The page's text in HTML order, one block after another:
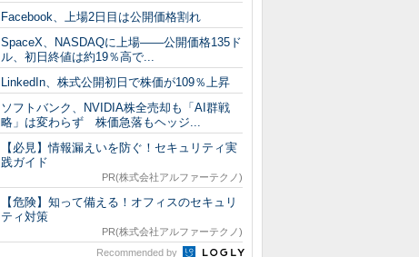
Facebook、上場2日目は公開価格割れ
SpaceX、NASDAQに上場――公開価格135ド
ル、初日終値は約19％高で...
LinkedIn、株式公開初日で株価が109％上昇
ソフトバンク、NVIDIA株全売却も「AI群戦
略」は変わらず 株価急落もヘッジ...
【必見】情報漏えいを防ぐ！セキュリティ実
践ガイド
PR(株式会社アルファーテクノ)
【危険】知って備える！オフィスのセキュリ
ティ対策
PR(株式会社アルファーテクノ)
Recommended by